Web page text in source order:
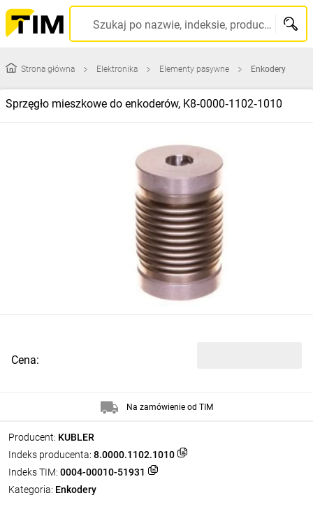
Szukaj po nazwie, indeksie, producencie, kodzie kreskowym...
Strona główna Elektronika Elementy pasywne Enkodery
Sprzęgło mieszkowe do enkoderów, K8‑0000‑1102‑1010
Producent: KUBLER
Indeks producenta: 8.0000.1102.1010
Indeks TIM: 0004-00010-51931
Kategoria: Enkodery
Cena:
Na zamówienie od TIM